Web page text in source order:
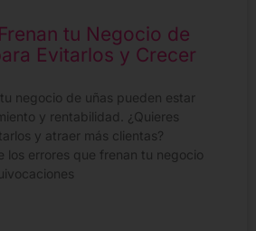
tu Negocio de
Evitarlos y Crecer
negocio de uñas pueden estar
y rentabilidad. ¿Quieres
y atraer más clientas?
los errores que frenan tu negocio